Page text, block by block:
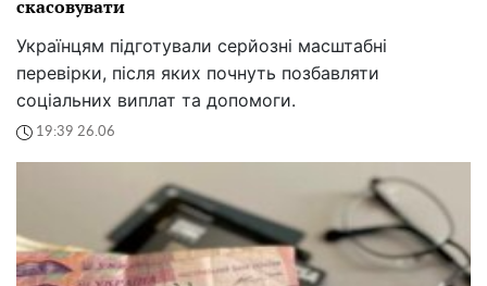
скасовувати
Українцям підготували серйозні масштабні
перевірки, після яких почнуть позбавляти
соціальних виплат та допомоги.
19:39 26.06